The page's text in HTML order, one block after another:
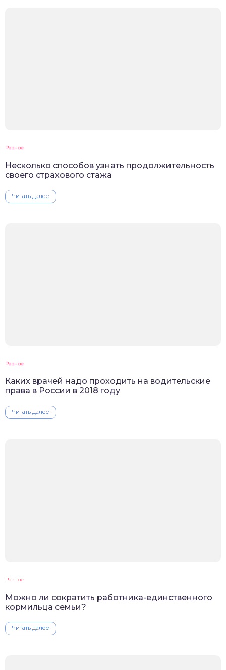
Разное
Несколько способов узнать продолжительность
своего страхового стажа
Читать далее
Разное
Каких врачей надо проходить на водительские
права в России в 2018 году
Читать далее
Разное
Можно ли сократить работника-единственного
кормильца семьи?
Читать далее